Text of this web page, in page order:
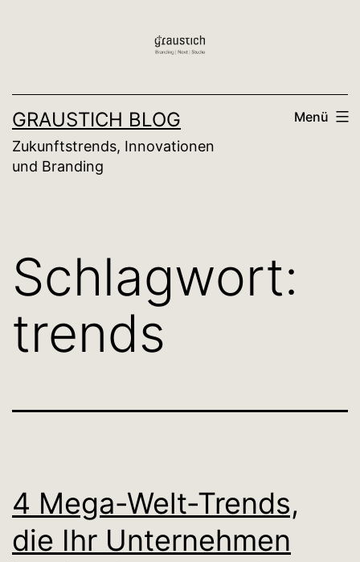
GRAUSTICH BLOG
Zukunftstrends, Innovationen
und Branding
Menü
Schlagwort:
trends
4 Mega-Welt-Trends,
die Ihr Unternehmen